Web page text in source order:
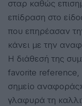
σταρ καθώς
επίδραση στο
που επηρέασαν
κάνει με την
Η διάθεσή της
favorite reference,
σημείο
γλαφυρά τη